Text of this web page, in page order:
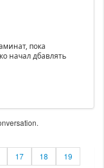
пока
начал дбавлять
17 18 19